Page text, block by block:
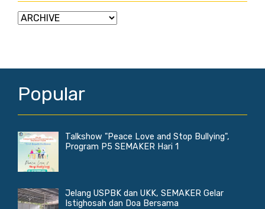
Popular
Talkshow "Peace Love and Stop Bullying",
Program P5 SEMAKER Hari 1
Jelang USPBK dan UKK, SEMAKER Gelar
Istighosah dan Doa Bersama